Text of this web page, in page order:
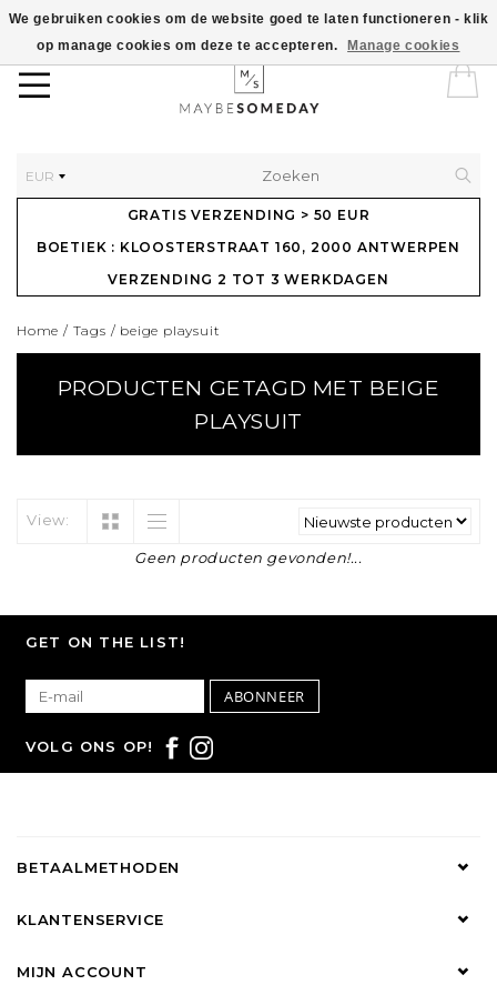
EUR
GRATIS VERZENDING > 50 EUR
BOETIEK : KLOOSTERSTRAAT 160, 2000 ANTWERPEN
VERZENDING 2 TOT 3 WERKDAGEN
Home / Tags / beige playsuit
PRODUCTEN GETAGD MET BEIGE
PLAYSUIT
View:
Geen producten gevonden!...
We gebruiken cookies om de website goed te laten functioneren - klik
op manage cookies om deze te accepteren.
Manage cookies
GET ON THE LIST!
ABONNEER
VOLG ONS OP!
BETAALMETHODEN
KLANTENSERVICE
MIJN ACCOUNT